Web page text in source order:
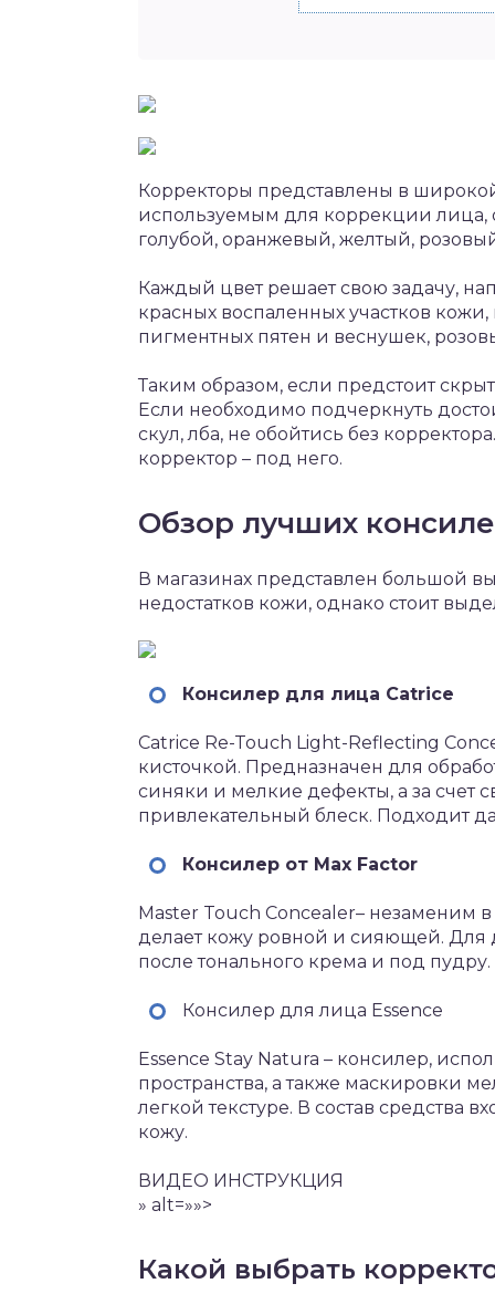
Корректоры представлены в
используемым для коррекции лица,
голубой, оранжевый, желтый,
Каждый цвет решает свою задачу,
красных воспаленных участков
пигментных пятен и веснушек,
Таким образом, если предстоит
Если необходимо подчеркнуть
скул, лба, не обойтись без
корректор – под него.
Обзор лучших
В магазинах представлен большой
недостатков кожи, однако стоит
Консилер для лица Catrice
Catrice Re-Touch Light-Reflecting
кисточкой. Предназначен для
синяки и мелкие дефекты, а за счет
привлекательный блеск. Подходит
Консилер от Max Factor
Master Touch Concealer– незаменим
делает кожу ровной и сияющей. Для
после тонального крема и под пудру.
Консилер для лица Essence
Essence Stay Natura – консилер,
пространства, а также маскировки
легкой текстуре. В состав
кожу.
ВИДЕО ИНСТРУКЦИЯ
» alt=»»>
Какой выбрать